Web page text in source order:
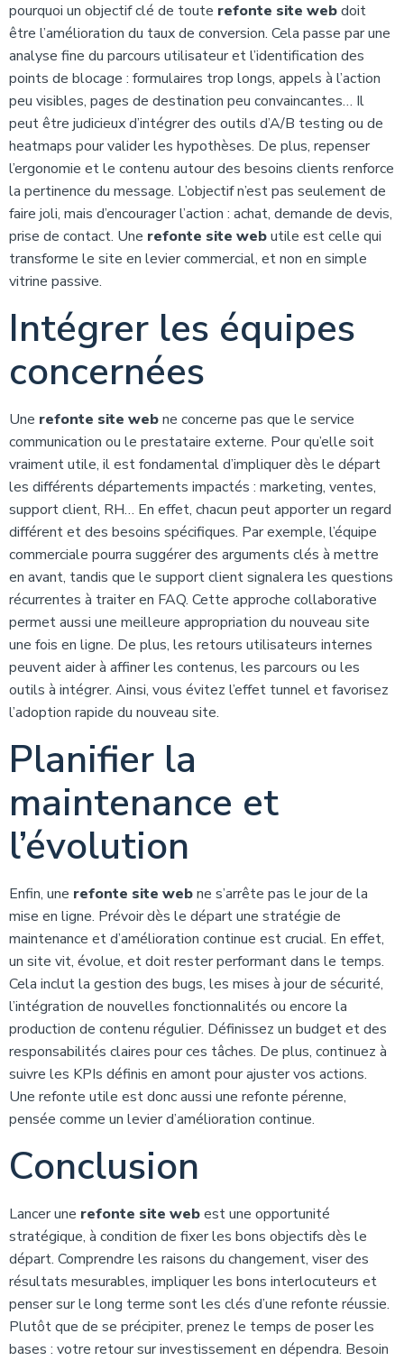
pourquoi un objectif clé de toute refonte site webdoit
être l’amélioration du taux de conversion. Cela passe par une
analyse fine du parcours utilisateur et l’identification des
points de blocage : formulaires trop longs, appels à l’action
peu visibles, pages de destination peu convaincantes… Il
peut être judicieux d’intégrer des outils d’A/B testing ou de
heatmaps pour valider les hypothèses. De plus, repenser
l’ergonomie et le contenu autour des besoins clients renforce
la pertinence du message. L’objectif n’est pas seulement de
faire joli, mais d’encourager l’action : achat, demande de devis,
prise de contact. Une refonte site webutile est celle qui
transforme le site en levier commercial, et non en simple
vitrine passive.
Intégrer les équipes
concernées
Une refonte site webne concerne pas que le service
communication ou le prestataire externe. Pour qu’elle soit
vraiment utile, il est fondamental d’impliquer dès le départ
les différents départements impactés : marketing, ventes,
support client, RH… En effet, chacun peut apporter un regard
différent et des besoins spécifiques. Par exemple, l’équipe
commerciale pourra suggérer des arguments clés à mettre
en avant, tandis que le support client signalera les questions
récurrentes à traiter en FAQ. Cette approche collaborative
permet aussi une meilleure appropriation du nouveau site
une fois en ligne. De plus, les retours utilisateurs internes
peuvent aider à affiner les contenus, les parcours ou les
outils à intégrer. Ainsi, vous évitez l’effet tunnel et favorisez
l’adoption rapide du nouveau site.
Planifier la
maintenance et
l’évolution
Enfin, une refonte site webne s’arrête pas le jour de la
mise en ligne. Prévoir dès le départ une stratégie de
maintenance et d’amélioration continue est crucial. En effet,
un site vit, évolue, et doit rester performant dans le temps.
Cela inclut la gestion des bugs, les mises à jour de sécurité,
l’intégration de nouvelles fonctionnalités ou encore la
production de contenu régulier. Définissez un budget et des
responsabilités claires pour ces tâches. De plus, continuez à
suivre les KPIs définis en amont pour ajuster vos actions.
Une refonte utile est donc aussi une refonte pérenne,
pensée comme un levier d’amélioration continue.
Conclusion
Lancer une refonte site webest une opportunité
stratégique, à condition de fixer les bons objectifs dès le
départ. Comprendre les raisons du changement, viser des
résultats mesurables, impliquer les bons interlocuteurs et
penser sur le long terme sont les clés d’une refonte réussie.
Plutôt que de se précipiter, prenez le temps de poser les
bases : votre retour sur investissement en dépendra. Besoin